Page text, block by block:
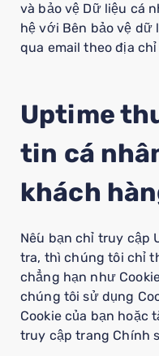
và bảo vệ Dữ liệu cá
hệ với Bên bảo vệ dữ
qua email theo địa chỉ
Uptime
tin cá
khách
Nếu bạn chỉ truy cập
tra, thì chúng tôi chỉ
chẳng hạn như
chúng tôi sử dụng
Cookie của bạn hoặc
truy cập trang Chính